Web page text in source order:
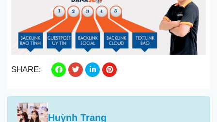
SHARE:
Huỳnh Trang